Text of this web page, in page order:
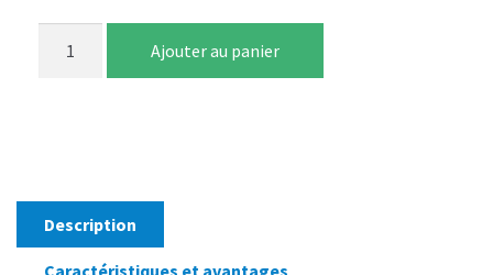
karité
190
gNous
Ajouter au panier
Description
Caractéristiques et avantages